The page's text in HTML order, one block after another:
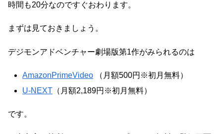
時間も20分なのですぐおわります。
まずは見ておきましょう。
デジモンアドベンチャー劇場版第1作がみられるのは
AmazonPrimeVideo （月額500円※初月無料）
U-NEXT （月額2,189円※初月無料）
です。